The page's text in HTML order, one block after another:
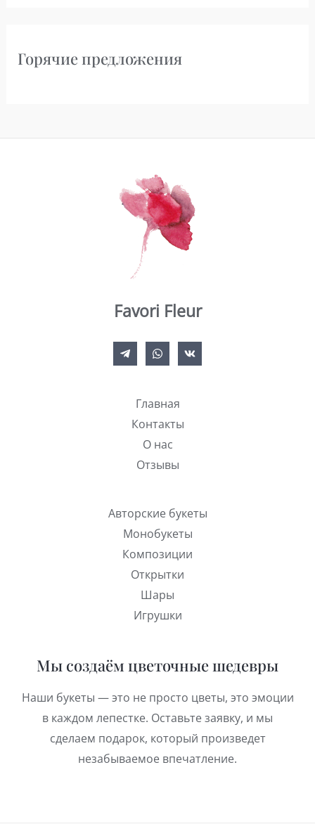
Горячие предложения
Favori Fleur
Главная
Контакты
О нас
Отзывы
Авторские букеты
Монобукеты
Композиции
Открытки
Шары
Игрушки
Мы создаём цветочные шедевры
Наши букеты — это не просто цветы, это эмоции
в каждом лепестке. Оставьте заявку, и мы
сделаем подарок, который произведет
незабываемое впечатление.